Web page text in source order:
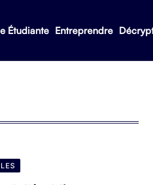
Étudiante Entreprendre